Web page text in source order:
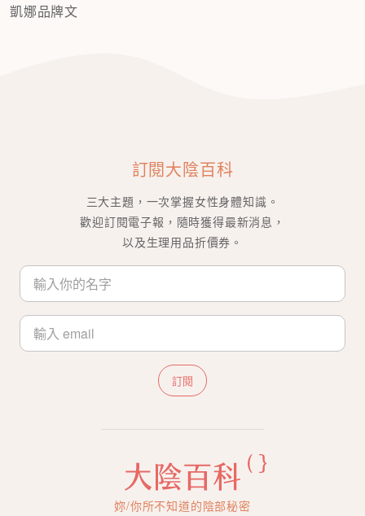
凱娜品牌文
訂閱大陰百科
三大主題，一次掌握女性身體知識。
歡迎訂閱電子報，隨時獲得最新消息，
以及生理用品折價券。
訂閱
妳/你所不知道的陰部秘密